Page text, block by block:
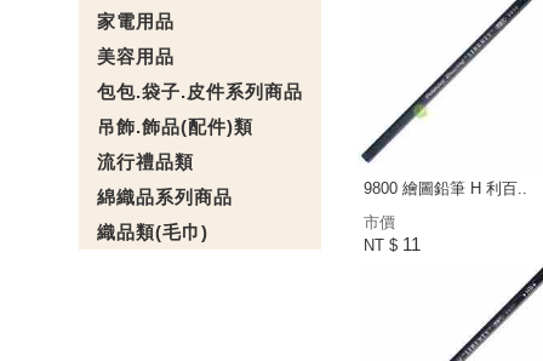
家電用品
美容用品
包包.袋子.皮件系列商品
吊飾.飾品(配件)類
流行禮品類
綿織品系列商品
織品類(毛巾)
9800 繪圖鉛筆 H 利百..
市價
NT $ 11